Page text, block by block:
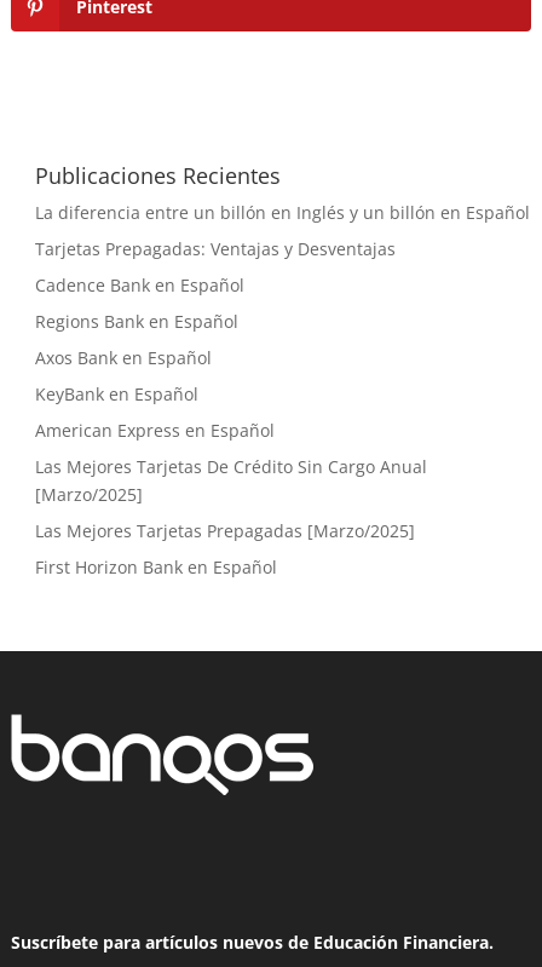
Pinterest
Publicaciones Recientes
La diferencia entre un billón en Inglés y un billón en Español
Tarjetas Prepagadas: Ventajas y Desventajas
Cadence Bank en Español
Regions Bank en Español
Axos Bank en Español
KeyBank en Español
American Express en Español
Las Mejores Tarjetas De Crédito Sin Cargo Anual
[Marzo/2025]
Las Mejores Tarjetas Prepagadas [Marzo/2025]
First Horizon Bank en Español
Suscríbete para artículos nuevos de Educación Financiera.